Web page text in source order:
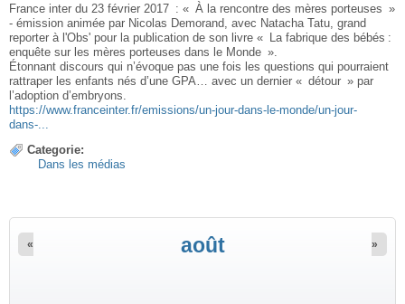
France inter du 23 février 2017 : « À la rencontre des mères porteuses »
- émission animée par Nicolas Demorand, avec Natacha Tatu, grand
reporter à l'Obs' pour la publication de son livre « La fabrique des bébés :
enquête sur les mères porteuses dans le Monde ».
Étonnant discours qui n’évoque pas une fois les questions qui pourraient
rattraper les enfants nés d’une GPA… avec un dernier « détour » par
l’adoption d’embryons.
https://www.franceinter.fr/emissions/un-jour-dans-le-monde/un-jour-
dans-...
Categorie:
Dans les médias
août
« »